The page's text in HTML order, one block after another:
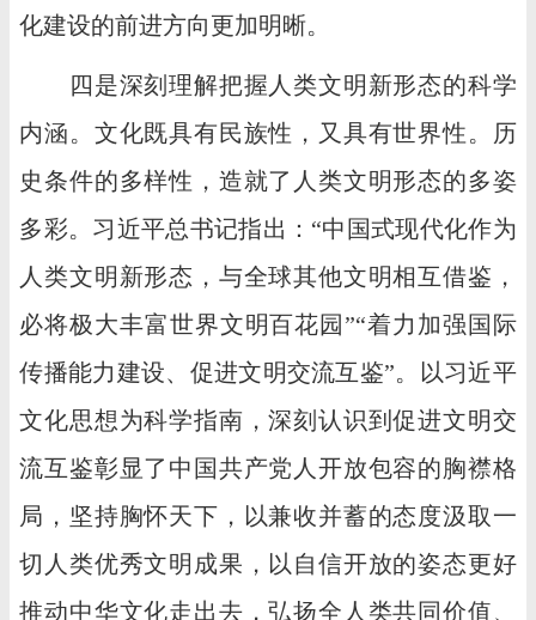
化建设的前进方向更加明晰。
四是深刻理解把握人类文明新形态的科学
内涵。文化既具有民族性，又具有世界性。历
史条件的多样性，造就了人类文明形态的多姿
多彩。习近平总书记指出：“中国式现代化作为
人类文明新形态，与全球其他文明相互借鉴，
必将极大丰富世界文明百花园”“着力加强国际
传播能力建设、促进文明交流互鉴”。以习近平
文化思想为科学指南，深刻认识到促进文明交
流互鉴彰显了中国共产党人开放包容的胸襟格
局，坚持胸怀天下，以兼收并蓄的态度汲取一
切人类优秀文明成果，以自信开放的姿态更好
推动中华文化走出去，弘扬全人类共同价值、